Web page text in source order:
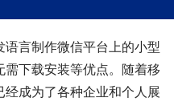
言制作微信平台上的小型
下载安装等优点。随着移
成为了各种企业和个人展